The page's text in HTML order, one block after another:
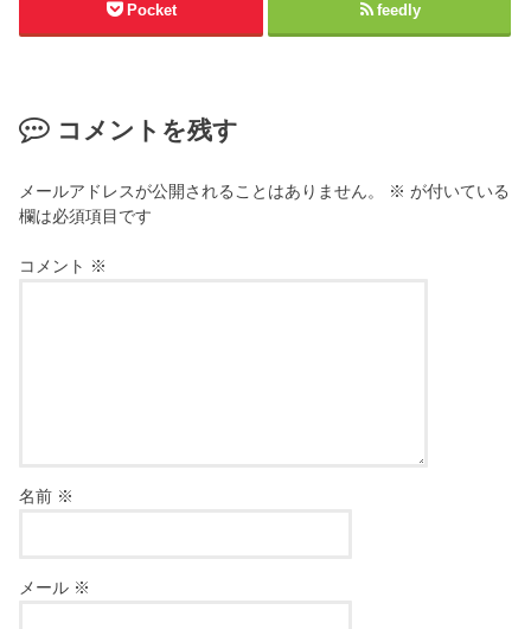
Pocket feedly
コメントを残す
メールアドレスが公開されることはありません。 ※ が付いている
欄は必須項目です
コメント ※
名前 ※
メール ※